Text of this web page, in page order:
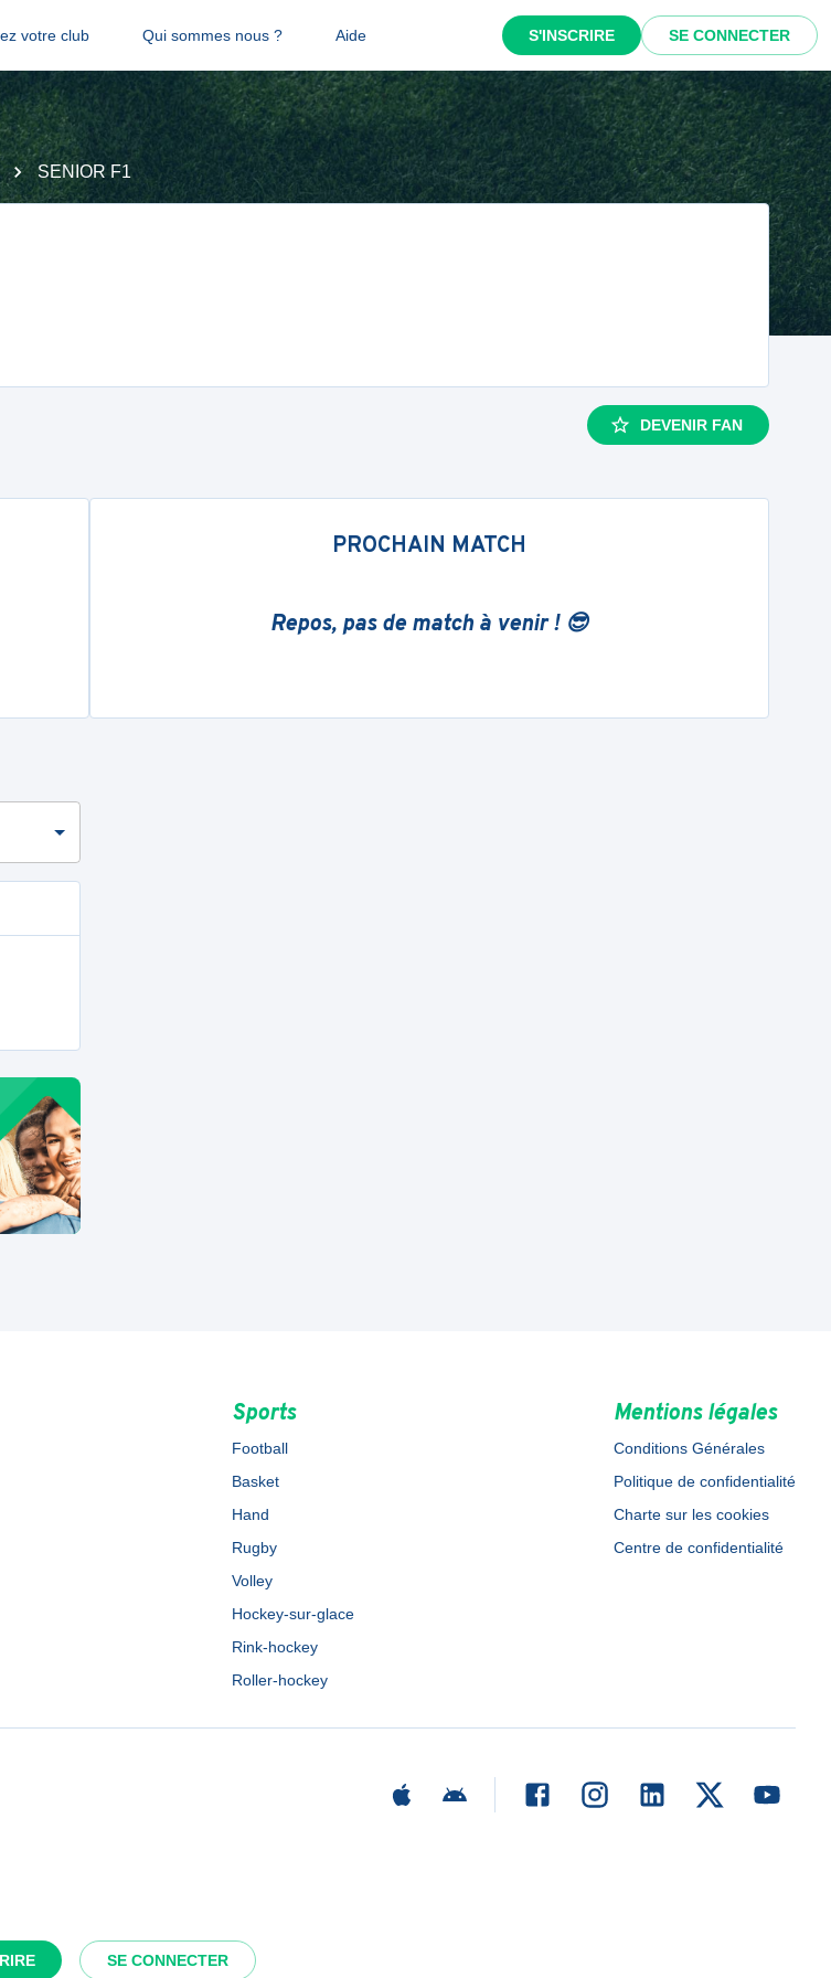
votre club Qui sommes nous ? Aide S'INSCRIRE SE CONNECTER
SE CONNECTER
SENIOR F1
DEVENIR FAN
PROCHAIN MATCH
Repos, pas de match à venir ! 😎
Sports
Football
Basket
Hand
Rugby
Volley
Hockey-sur-glace
Rink-hockey
Roller-hockey
Mentions légales
Conditions Générales
Politique de confidentialité
Charte sur les cookies
Centre de confidentialité